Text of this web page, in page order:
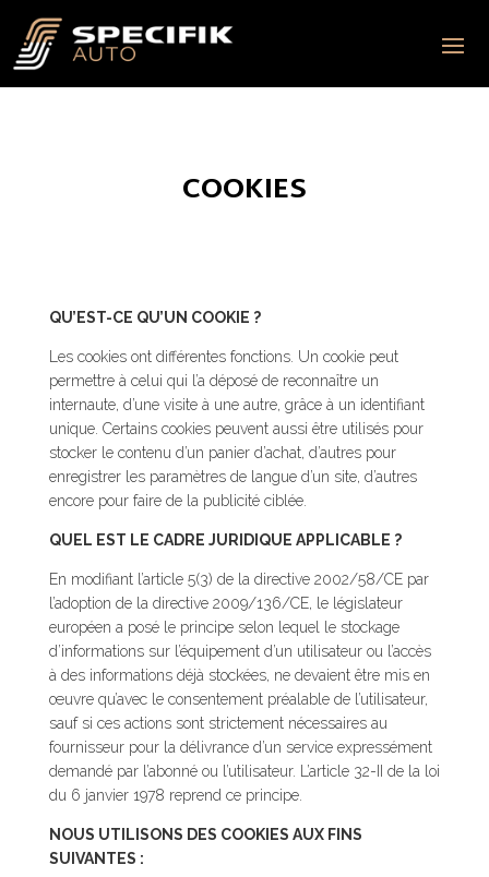
COOKIES
QU’EST-CE QU’UN COOKIE ?
Les cookies ont différentes fonctions. Un cookie peut
permettre à celui qui l’a déposé de reconnaître un
internaute, d’une visite à une autre, grâce à un identifiant
unique. Certains cookies peuvent aussi être utilisés pour
stocker le contenu d’un panier d’achat, d’autres pour
enregistrer les paramètres de langue d’un site, d’autres
encore pour faire de la publicité ciblée.
QUEL EST LE CADRE JURIDIQUE APPLICABLE ?
En modifiant l’article 5(3) de la directive 2002/58/CE par
l’adoption de la directive 2009/136/CE, le législateur
européen a posé le principe selon lequel le stockage
d’informations sur l’équipement d’un utilisateur ou l’accès
à des informations déjà stockées, ne devaient être mis en
œuvre qu’avec le consentement préalable de l’utilisateur,
sauf si ces actions sont strictement nécessaires au
fournisseur pour la délivrance d’un service expressément
demandé par l’abonné ou l’utilisateur. L’article 32-II de la loi
du 6 janvier 1978 reprend ce principe.
NOUS UTILISONS DES COOKIES AUX FINS
SUIVANTES :